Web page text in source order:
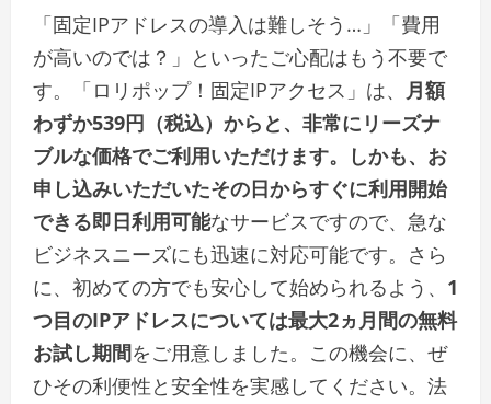
「固定IPアドレスの導入は難しそう…」「費用
が高いのでは？」といったご心配はもう不要で
す。「ロリポップ！固定IPアクセス」は、 月額
わずか539円（税込）からと、非常にリーズナ
ブルな価格でご利用いただけます。しかも、お
申し込みいただいたその日からすぐに利用開始
できる即日利用可能なサービスですので、急な
ビジネスニーズにも迅速に対応可能です。さら
に、初めての方でも安心して始められるよう、 1
つ目のIPアドレスについては最大2ヵ月間の無料
お試し期間をご用意しました。この機会に、ぜ
ひその利便性と安全性を実感してください。法